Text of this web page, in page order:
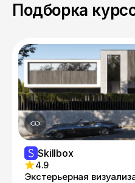
Подборка
Skillbox
4.9
Экстерьерная